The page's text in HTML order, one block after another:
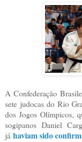
A Confederação
sete judocas do Rio
dos Jogos Olímpicos,
sogipanos Daniel
já haviam sido